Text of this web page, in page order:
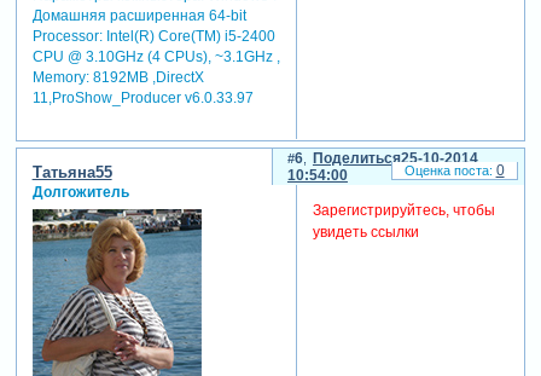
Домашняя расширенная 64-bit
Processor: Intel(R) Core(TM) i5-2400
CPU @ 3.10GHz (4 CPUs), ~3.1GHz ,
Memory: 8192MB ,DirectX
11,ProShow_Producer v6.0.33.97
Поделиться
6
25-10-2014
10:54:00
Татьяна55
Долгожитель
Зарегистрируйтесь, чтобы
увидеть ссылки
0